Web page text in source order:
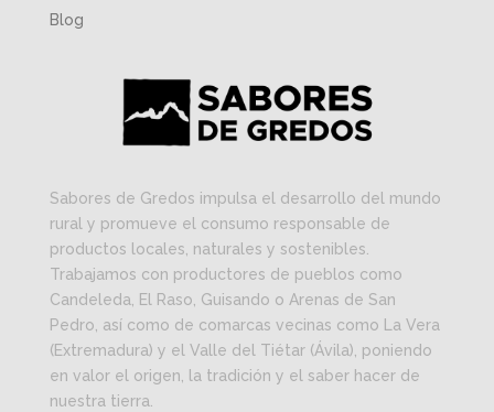
Blog
Sabores de Gredos impulsa el desarrollo del mundo
rural y promueve el consumo responsable de
productos locales, naturales y sostenibles.
Trabajamos con productores de pueblos como
Candeleda, El Raso, Guisando o Arenas de San
Pedro, así como de comarcas vecinas como La Vera
(Extremadura) y el Valle del Tiétar (Ávila), poniendo
en valor el origen, la tradición y el saber hacer de
nuestra tierra.